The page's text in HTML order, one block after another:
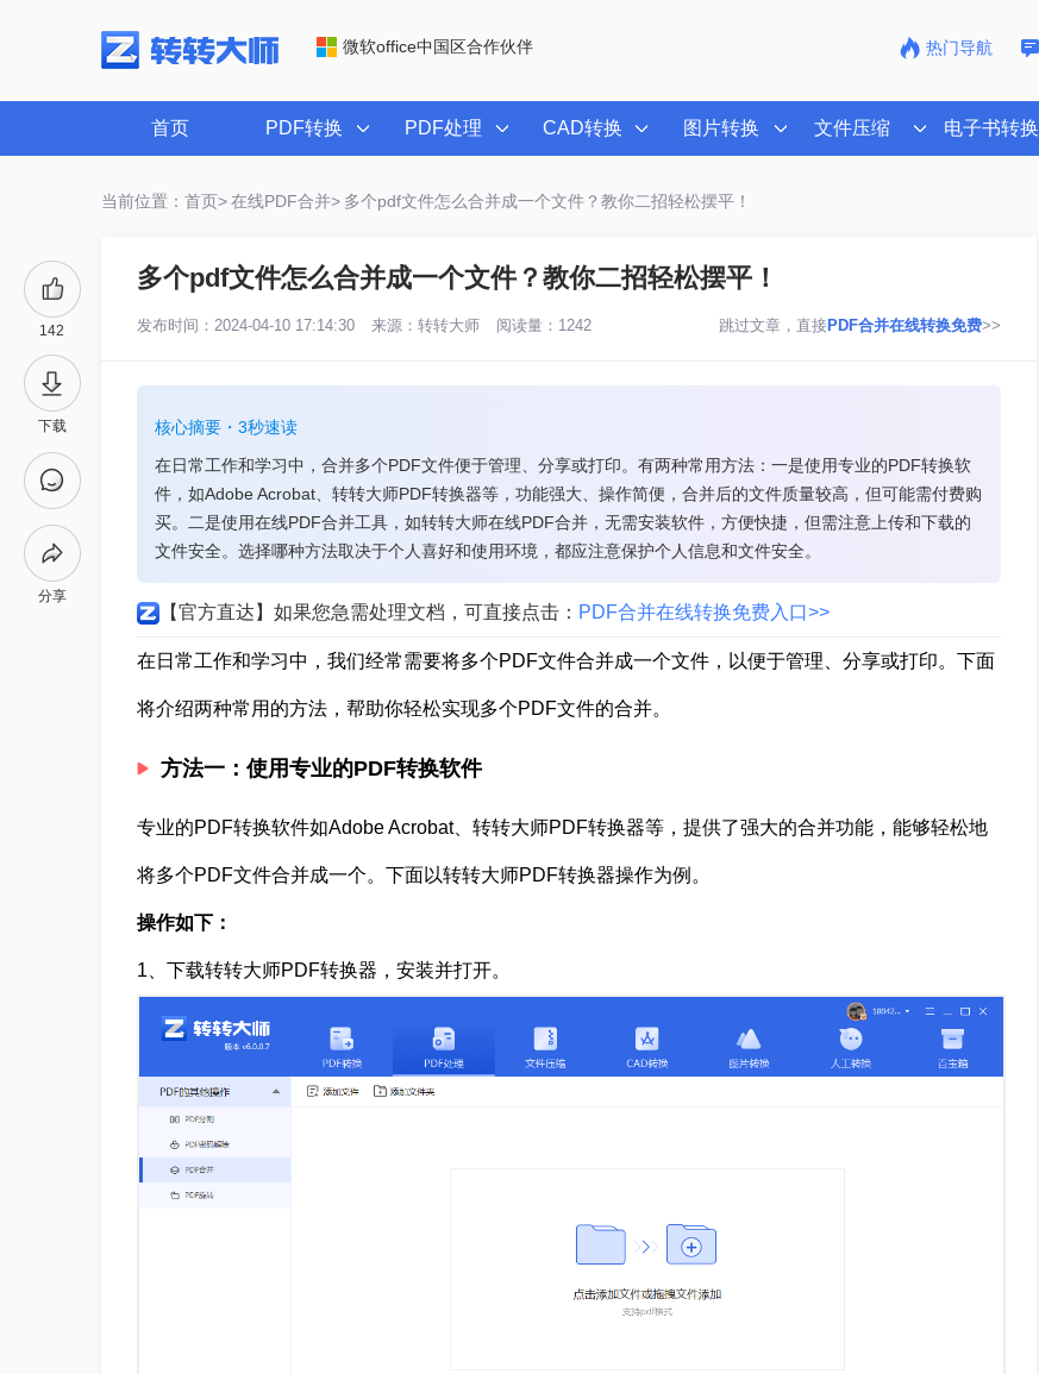
微软office中国区合作伙伴 热门导航
首页 PDF转换 PDF处理 CAD转换 图片转换 文件压缩 电子书转换
当前位置：首页> 在线PDF合并> 多个pdf文件怎么合并成一个文件？教你二招轻松摆平！
142
下载
分享
多个pdf文件怎么合并成一个文件？教你二招轻松摆平！
发布时间：2024-04-10 17:14:30 来源： 转转大师 阅读量：1242 跳过文章，直接PDF合并在线转换免费>>
核心摘要・3秒速读
在日常工作和学习中，合并多个PDF文件便于管理、分享或打印。有两种常用方法：一是使用专业的PDF转换软
件，如Adobe Acrobat、转转大师PDF转换器等，功能强大、操作简便，合并后的文件质量较高，但可能需付费购
买。二是使用在线PDF合并工具，如转转大师在线PDF合并，无需安装软件，方便快捷，但需注意上传和下载的
文件安全。选择哪种方法取决于个人喜好和使用环境，都应注意保护个人信息和文件安全。
【官方直达】如果您急需处理文档，可直接点击： PDF合并在线转换免费入口>>
在日常工作和学习中，我们经常需要将多个PDF文件合并成一个文件，以便于管理、分享或打印。下面
将介绍两种常用的方法，帮助你轻松实现多个PDF文件的合并。
方法一：使用专业的PDF转换软件
专业的PDF转换软件如Adobe Acrobat、转转大师PDF转换器等，提供了强大的合并功能，能够轻松地
将多个PDF文件合并成一个。下面以转转大师PDF转换器操作为例。
操作如下：
1、下载转转大师PDF转换器，安装并打开。